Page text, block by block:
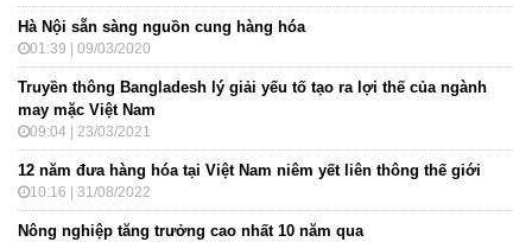
Hà Nội sẵn sàng nguồn cung hàng hóa
01:39 | 09/03/2020
Truyền thông Bangladesh lý giải yếu tố tạo ra lợi thế của ngành
may mặc Việt Nam
09:04 | 23/03/2021
12 năm đưa hàng hóa tại Việt Nam niêm yết liên thông thế giới
10:16 | 31/08/2022
Nông nghiệp tăng trưởng cao nhất 10 năm qua